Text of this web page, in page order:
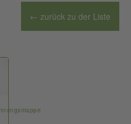
← zurück zu der Liste